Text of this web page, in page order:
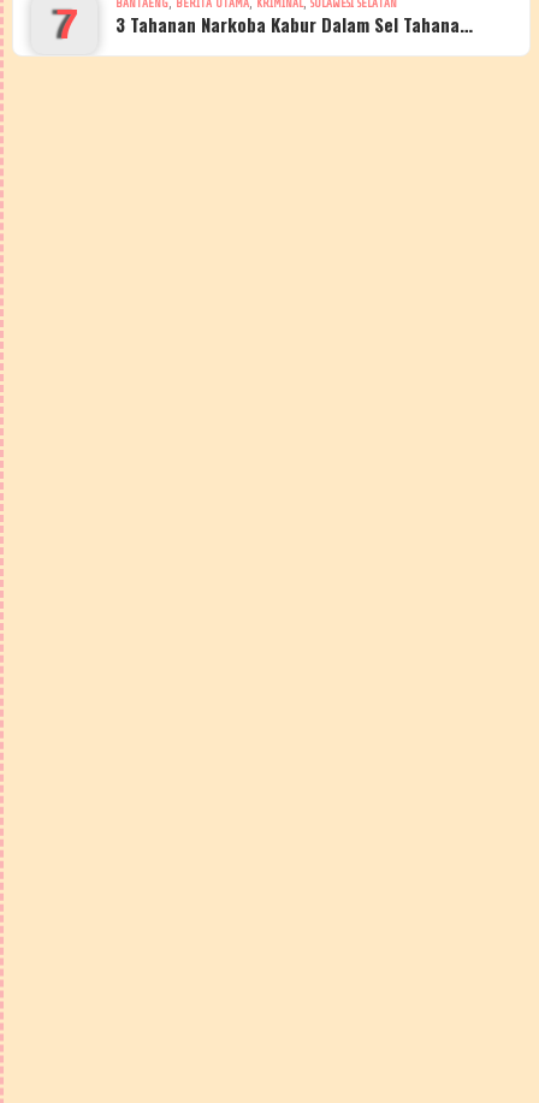
7 BANTAENG, BERITA UTAMA, KRIMINAL, SULAWESI SELATAN
3 Tahanan Narkoba Kabur Dalam Sel Tahana…